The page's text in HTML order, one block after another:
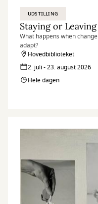
UDSTILLING
Staying or
What happens when
adapt?
Hovedbiblioteket
2. juli - 23. august 2026
Hele dagen